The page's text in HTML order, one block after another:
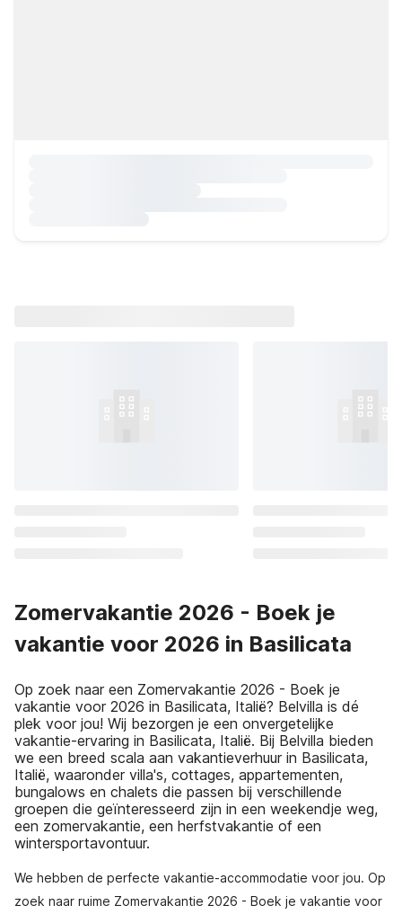
Zomervakantie 2026 - Boek je
vakantie voor 2026 in Basilicata
Op zoek naar een Zomervakantie 2026 - Boek je
vakantie voor 2026 in Basilicata, Italië? Belvilla is dé
plek voor jou! Wij bezorgen je een onvergetelijke
vakantie-ervaring in Basilicata, Italië. Bij Belvilla bieden
we een breed scala aan vakantieverhuur in Basilicata,
Italië, waaronder villa's, cottages, appartementen,
bungalows en chalets die passen bij verschillende
groepen die geïnteresseerd zijn in een weekendje weg,
een zomervakantie, een herfstvakantie of een
wintersportavontuur.
We hebben de perfecte vakantie-accommodatie voor jou. Op
zoek naar ruime Zomervakantie 2026 - Boek je vakantie voor